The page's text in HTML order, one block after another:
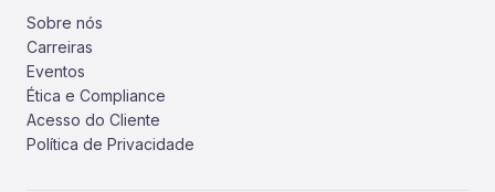
Sobre nós
Carreiras
Eventos
Ética e Compliance
Acesso do Cliente
Política de Privacidade